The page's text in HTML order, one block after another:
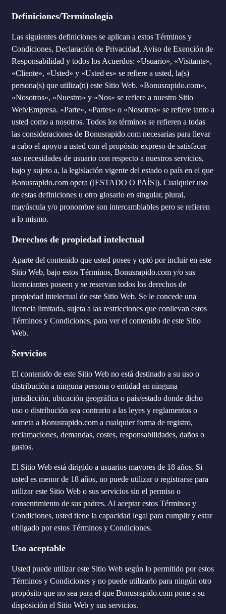
Definiciones/Terminología
Las siguientes definiciones se aplican a estos Términos y
Condiciones, Declaración de Privacidad, Aviso de Exención de
Responsabilidad y todos los Acuerdos: «Usuario», «Visitante»,
«Cliente», «Usted» y «Usted es» se refiere a usted, la(s)
persona(s) que utiliza(n) este Sitio Web. «Bonusrapido.com»,
«Nosotros», «Nuestro» y «Nos» se refiere a nuestro Sitio
Web/Empresa. «Parte», «Partes» o «Nosotros» se refiere tanto a
usted como a nosotros. Todos los términos se refieren a todas
las consideraciones de Bonusrapido.com necesarias para llevar
a cabo el apoyo a usted con el propósito expreso de satisfacer
sus necesidades de usuario con respecto a nuestros servicios,
bajo y sujeto a, la legislación vigente del estado o país en el que
Bonusrapido.com opera ([ESTADO O PAÍS]). Cualquier uso
de estas definiciones u otro glosario en singular, plural,
mayúscula y/o pronombre son intercambiables pero se refieren
a lo mismo.
Derechos de propiedad intelectual
Aparte del contenido que usted posee y optó por incluir en este
Sitio Web, bajo estos Términos, Bonusrapido.com y/o sus
licenciantes poseen y se reservan todos los derechos de
propiedad intelectual de este Sitio Web. Se le concede una
licencia limitada, sujeta a las restricciones que conllevan estos
Términos y Condiciones, para ver el contenido de este Sitio
Web.
Servicios
El contenido de este Sitio Web no está destinado a su uso o
distribución a ninguna persona o entidad en ninguna
jurisdicción, ubicación geográfica o país/estado donde dicho
uso o distribución sea contrario a las leyes y reglamentos o
someta a Bonusrapido.com a cualquier forma de registro,
reclamaciones, demandas, costes, responsabilidades, daños o
gastos.
El Sitio Web está dirigido a usuarios mayores de 18 años. Si
usted es menor de 18 años, no puede utilizar o registrarse para
utilizar este Sitio Web o sus servicios sin el permiso o
consentimiento de sus padres. Al aceptar estos Términos y
Condiciones, usted tiene la capacidad legal para cumplir y estar
obligado por estos Términos y Condiciones.
Uso aceptable
Usted puede utilizar este Sitio Web según lo permitido por estos
Términos y Condiciones y no puede utilizarlo para ningún otro
propósito que no sea para el que Bonusrapido.com pone a su
disposición el Sitio Web y sus servicios.